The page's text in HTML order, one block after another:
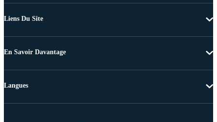
Liens Du Site
En Savoir Davantage
Langues